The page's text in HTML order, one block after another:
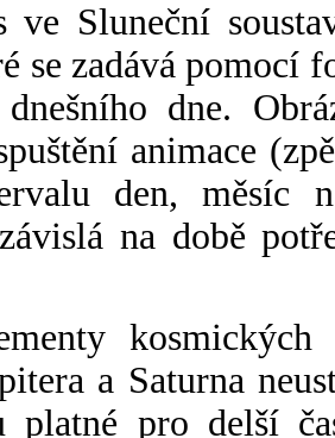
ve Sluneční
se zadává pomocí
dne.
animace
den, měsíc
na době
a Saturna
platné pro delší